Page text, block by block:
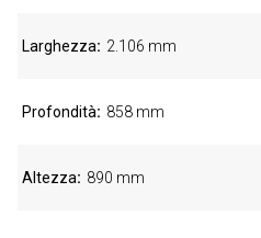
Larghezza 2.106 mm
Profondità 858 mm
Altezza 890 mm